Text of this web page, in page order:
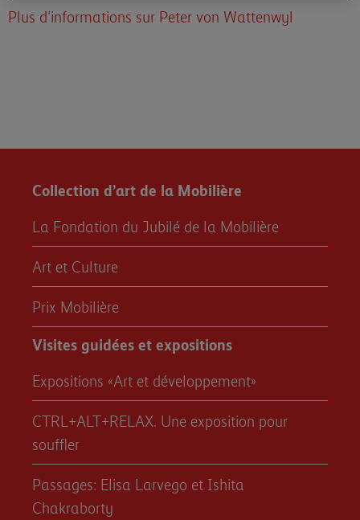
Plus d'informations sur Peter von Wattenwyl
Collection d’art de la Mobilière
La Fondation du Jubilé de la Mobilière
Art et Culture
Prix Mobilière
Visites guidées et expositions
Expositions «Art et développement»
CTRL+ALT+RELAX. Une exposition pour
souffler
Passages: Elisa Larvego et Ishita
Chakraborty